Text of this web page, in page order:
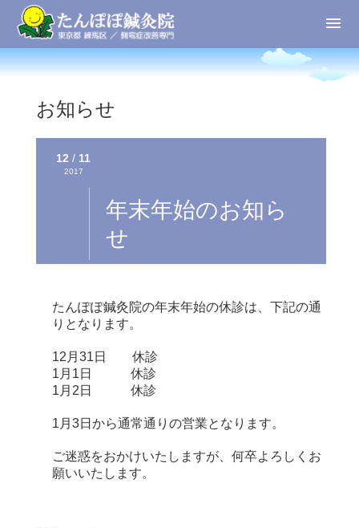
お知らせ
12 / 11
2017
年末年始のお知ら
せ
たんぽぽ鍼灸院の年末年始の休診は、下記の通
りとなります。
12月31日 休診
1月1日 休診
1月2日 休診
1月3日から通常通りの営業となります。
ご迷惑をおかけいたしますが、何卒よろしくお
願いいたします。